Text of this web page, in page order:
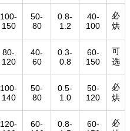
100-
150
50-
80
0.8-
1.2
40-
100
必
烘
80-
120
40-
60
0.3-
0.8
60-
150
可
选
100-
140
50-
80
0.5-
1.0
50-
120
必
烘
120-
60-
0.8-
60-
必